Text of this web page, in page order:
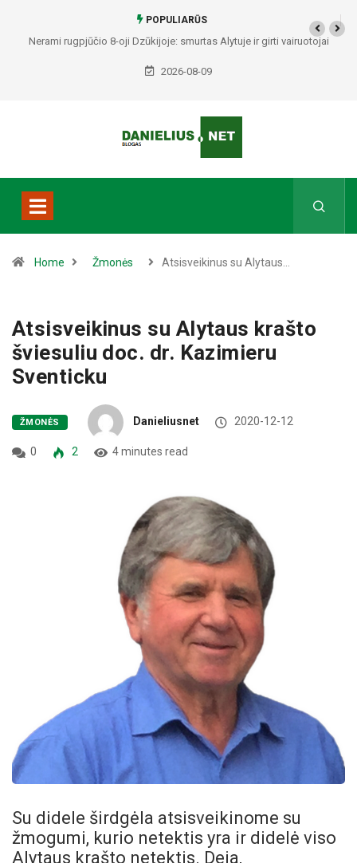
POPULIARŪS
Nerami rugpjūčio 8-oji Dzūkijoje: smurtas Alytuje ir girti vairuotojai
Druskininkuose bei Varėnos rajone
2026-08-09
Home Žmonės Atsisveikinus su Alytaus…
Atsisveikinus su Alytaus krašto
šviesuliu doc. dr. Kazimieru
Sventicku
ŽMONĖS Danieliusnet 2020-12-12
0 2 4 minutes read
Su didele širdgėla atsisveikinome su
žmogumi, kurio netektis yra ir didelė viso
Alytaus krašto netektis. Deja,